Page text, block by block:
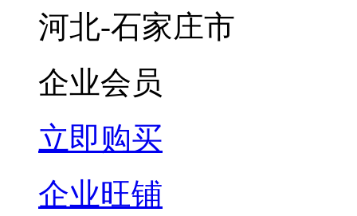
河北-石家庄市
企业会员
立即购买
企业旺铺